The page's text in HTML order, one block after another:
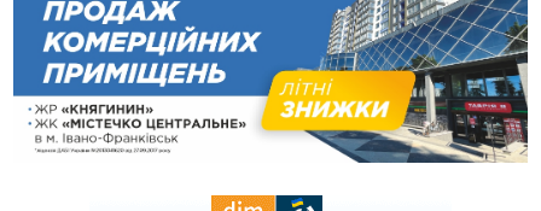
10:09
Яремчанський суд виніс вирок чоловіку, який у Буковелі
вкрав із супермаркету пляшку віскі за 8,5 тисяч
09:53
В урочищі біля Галича археологи відкопали давньоруську
вагову гирку XII–XIII століть
09:39
У Франківську медики провели серію складних операцій
на аорті